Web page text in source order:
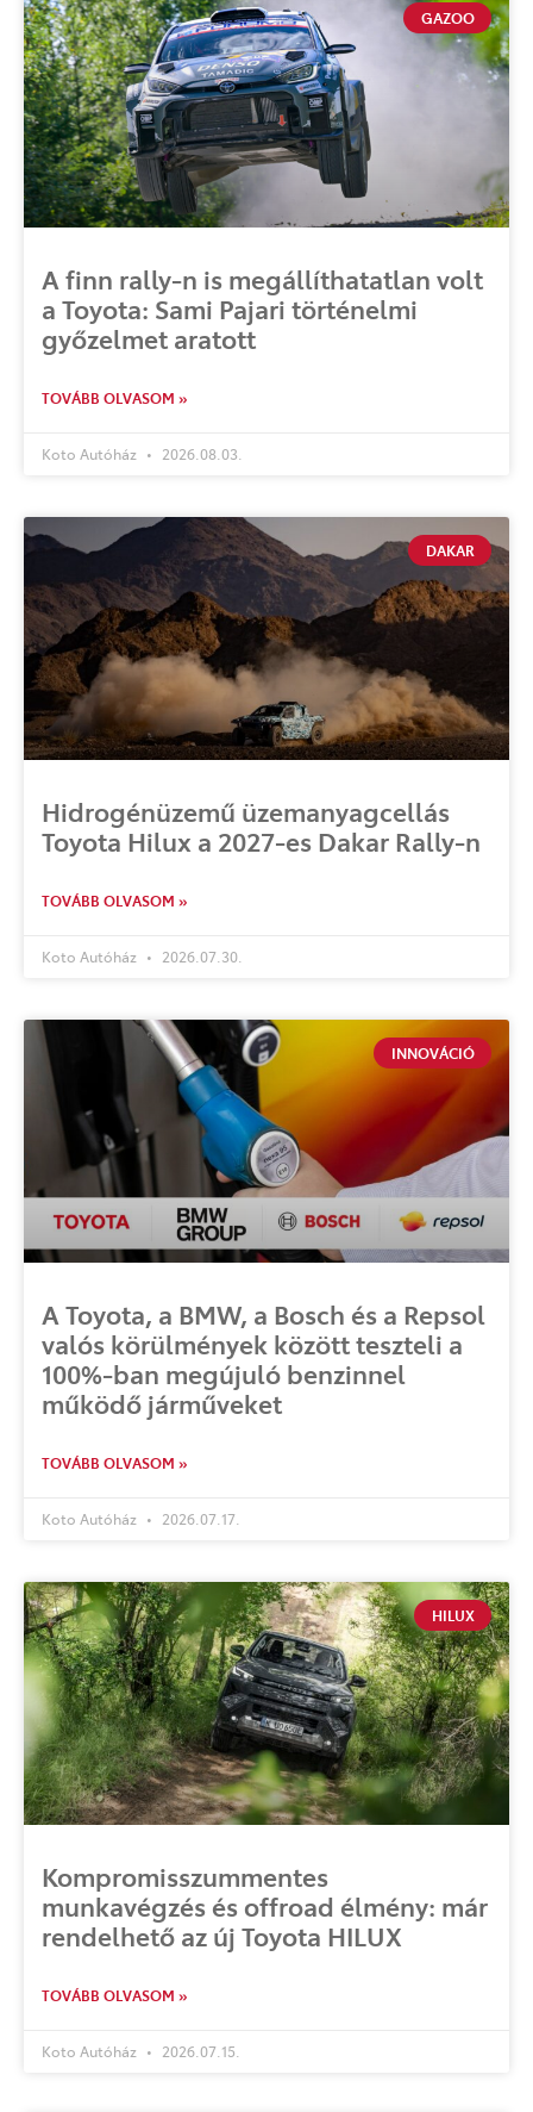
GAZOO
A finn rally-n is megállíthatatlan volt
a Toyota: Sami Pajari történelmi
győzelmet aratott
TOVÁBB OLVASOM »
Koto Autóház 2026.08.03.
DAKAR
Hidrogénüzemű üzemanyagcellás
Toyota Hilux a 2027-es Dakar Rally-n
TOVÁBB OLVASOM »
Koto Autóház 2026.07.30.
INNOVÁCIÓ
A Toyota, a BMW, a Bosch és a Repsol
valós körülmények között teszteli a
100%-ban megújuló benzinnel
működő járműveket
TOVÁBB OLVASOM »
Koto Autóház 2026.07.17.
HILUX
Kompromisszummentes
munkavégzés és offroad élmény: már
rendelhető az új Toyota HILUX
TOVÁBB OLVASOM »
Koto Autóház 2026.07.15.